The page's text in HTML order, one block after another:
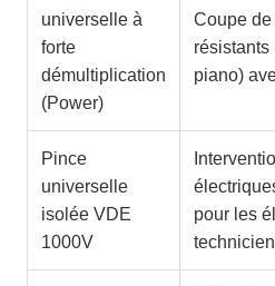
universelle à
forte
démultiplication
(Power)
Coupe
résistants
piano)
Pince
universelle
isolée VDE
1000V
pour les